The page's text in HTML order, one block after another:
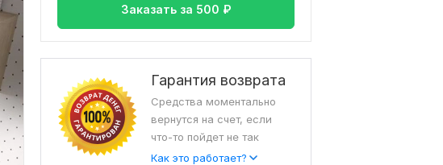
Заказать за 500 ₽
Гарантия возврата
Средства моментально
вернутся на счет, если
что-то пойдет не так
Как это работает?